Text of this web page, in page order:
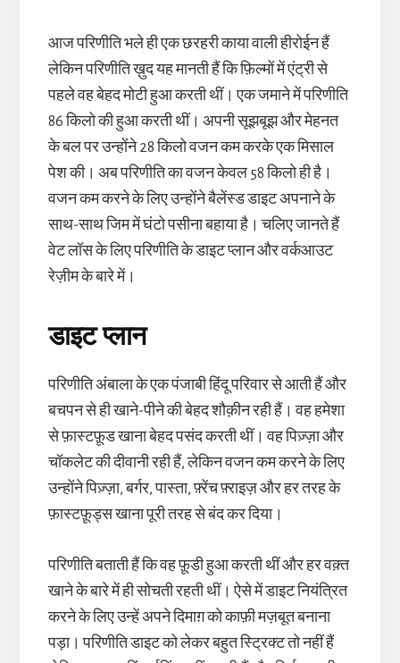
आज परिणीति भले ही एक छरहरी काया वाली हीरोईन हैं
लेकिन परिणीति ख़ुद यह मानती हैं कि फ़िल्मों में एंट्री से
पहले वह बेहद मोटी हुआ करती थीं। एक जमाने में परिणीति
86 किलो की हुआ करती थीं। अपनी सूझबूझ और मेहनत
के बल पर उन्होंने 28 किलो वजन कम करके एक मिसाल
पेश की। अब परिणीति का वजन केवल 58 किलो ही है।
वजन कम करने के लिए उन्होंने बैलेंस्ड डाइट अपनाने के
साथ-साथ जिम में घंटो पसीना बहाया है। चलिए जानते हैं
वेट लॉस के लिए परिणीति के डाइट प्लान और वर्कआउट
रेज़ीम के बारे में।
डाइट प्लान
परिणीति अंबाला के एक पंजाबी हिंदू परिवार से आती हैं और
बचपन से ही खाने-पीने की बेहद शौक़ीन रही हैं। वह हमेशा
से फ़ास्टफ़ूड खाना बेहद पसंद करती थीं। वह पिज़्ज़ा और
चॉकलेट की दीवानी रही हैं, लेकिन वजन कम करने के लिए
उन्होंने पिज़्ज़ा, बर्गर, पास्ता, फ़्रेंच फ़्राइज़ और हर तरह के
फ़ास्टफ़ूड्स खाना पूरी तरह से बंद कर दिया।
परिणीति बताती हैं कि वह फ़ूडी हुआ करती थीं और हर वक़्त
खाने के बारे में ही सोचती रहती थीं। ऐसे में डाइट नियंत्रित
करने के लिए उन्हें अपने दिमाग़ को काफ़ी मज़बूत बनाना
पड़ा। परिणीति डाइट को लेकर बहुत स्ट्रिक्ट तो नहीं हैं